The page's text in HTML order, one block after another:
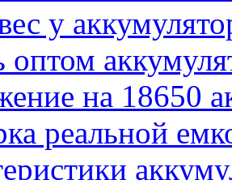
у
оптом
на 18650
реальной